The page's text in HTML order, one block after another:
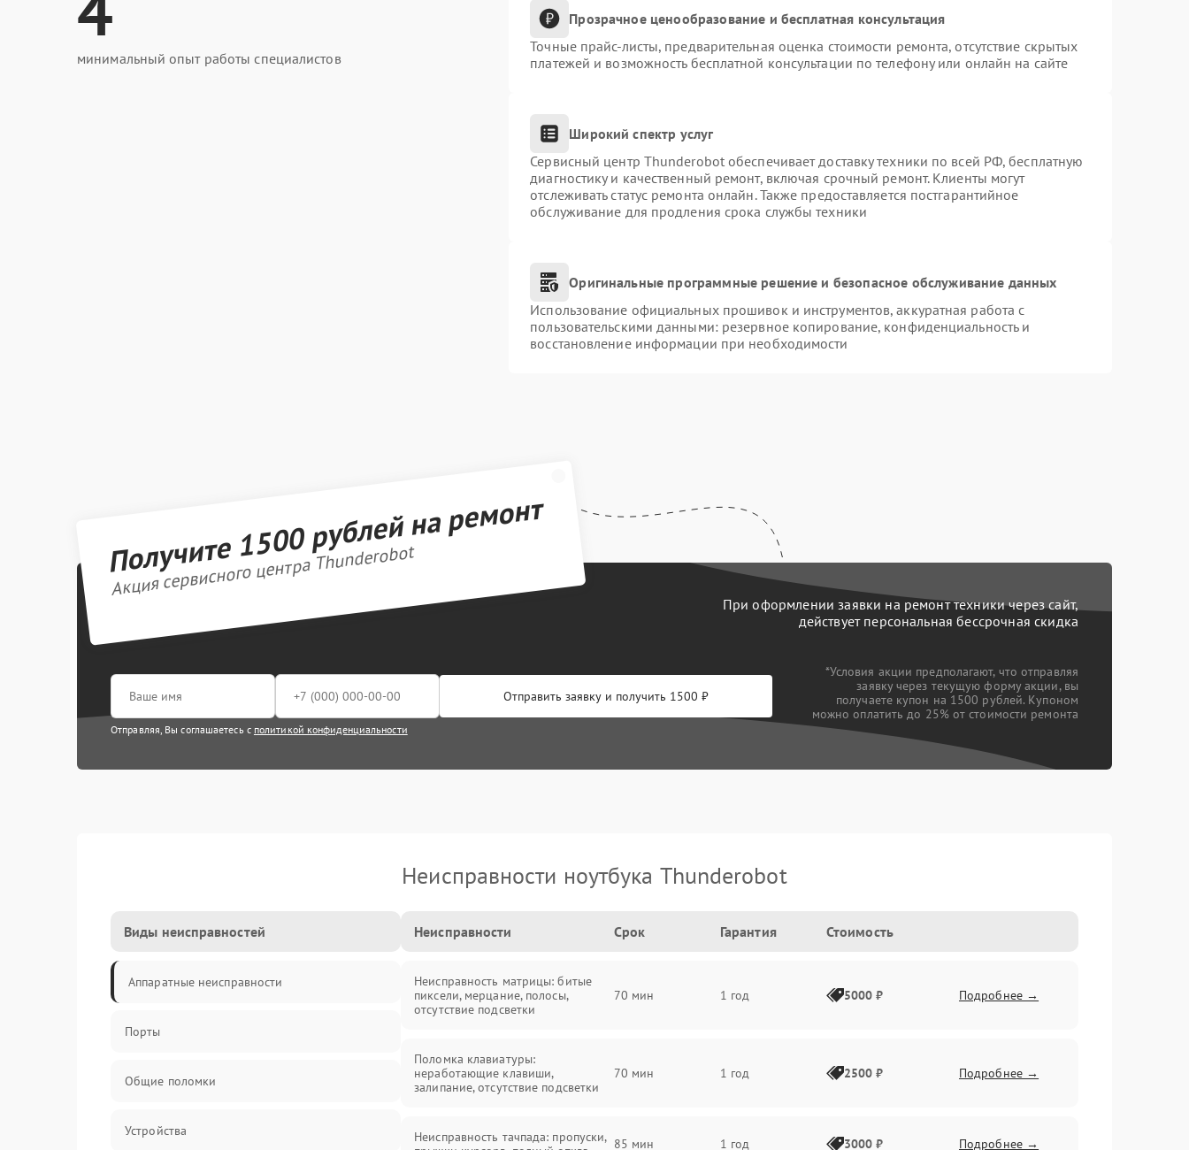
минимальный опыт работы специалистов
Прозрачное ценообразование и бесплатная консультация
Точные прайс-листы, предварительная оценка стоимости ремонта, отсутствие скрытых
платежей и возможность бесплатной консультации по телефону или онлайн на сайте
Широкий спектр услуг
Сервисный центр Thunderobot обеспечивает доставку техники по всей РФ, бесплатную
диагностику и качественный ремонт, включая срочный ремонт. Клиенты могут
отслеживать статус ремонта онлайн. Также предоставляется постгарантийное
обслуживание для продления срока службы техники
Оригинальные программные решение и безопасное обслуживание данных
Использование официальных прошивок и инструментов, аккуратная работа с
пользовательскими данными: резервное копирование, конфиденциальность и
восстановление информации при необходимости
Получите 1500 рублей на ремонт
Акция сервисного центра Thunderobot
При оформлении заявки на ремонт техники через сайт,
действует персональная бессрочная скидка
Отправить заявку и получить 1500 ₽
Отправляя, Вы соглашаетесь с политикой конфиденциальности
*Условия акции предполагают, что отправляя
заявку через текущую форму акции, вы
получаете купон на 1500 рублей. Купоном
можно оплатить до 25% от стоимости ремонта
Неисправности ноутбука Thunderobot
Виды неисправностей
Аппаратные неисправности
Порты
Общие поломки
Устройства
Неисправности Срок Гарантия Стоимость
Неисправность матрицы: битые
пиксели, мерцание, полосы,
отсутствие подсветки
70 мин 1 год 5000 ₽ Подробнее →
Поломка клавиатуры:
неработающие клавиши,
залипание, отсутствие подсветки
70 мин 1 год 2500 ₽ Подробнее →
Неисправность тачпада: пропуски, 85 мин 1 год 3000 ₽ Подробнее →